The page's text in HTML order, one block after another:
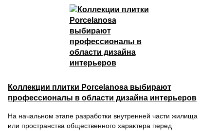
Коллекции плитки Porcelanosa выбирают
профессионалы в области дизайна интерьеров
На начальном этапе разработки внутренней части жилища
или пространства общественного характера перед